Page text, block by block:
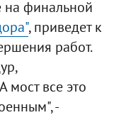
на финальной
, приведет к
работ.
мост все это
-